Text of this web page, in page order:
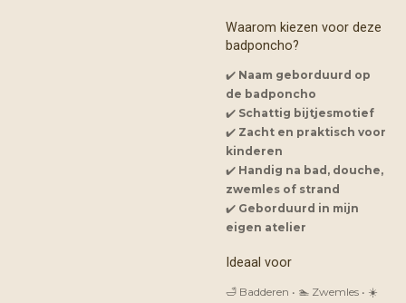
Waarom kiezen voor deze
badponcho?
✔️ Naam geborduurd op
de badponcho
✔️ Schattig bijtjesmotief
✔️ Zacht en praktisch voor
kinderen
✔️ Handig na bad, douche,
zwemles of strand
✔️ Geborduurd in mijn
eigen atelier
Ideaal voor
🛁 Badderen • 🏊 Zwemles • ☀️